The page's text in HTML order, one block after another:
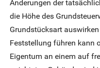
Änderungen der
die Höhe des
Grundstücksart
Feststellung führen kann
Eigentum an einem auf